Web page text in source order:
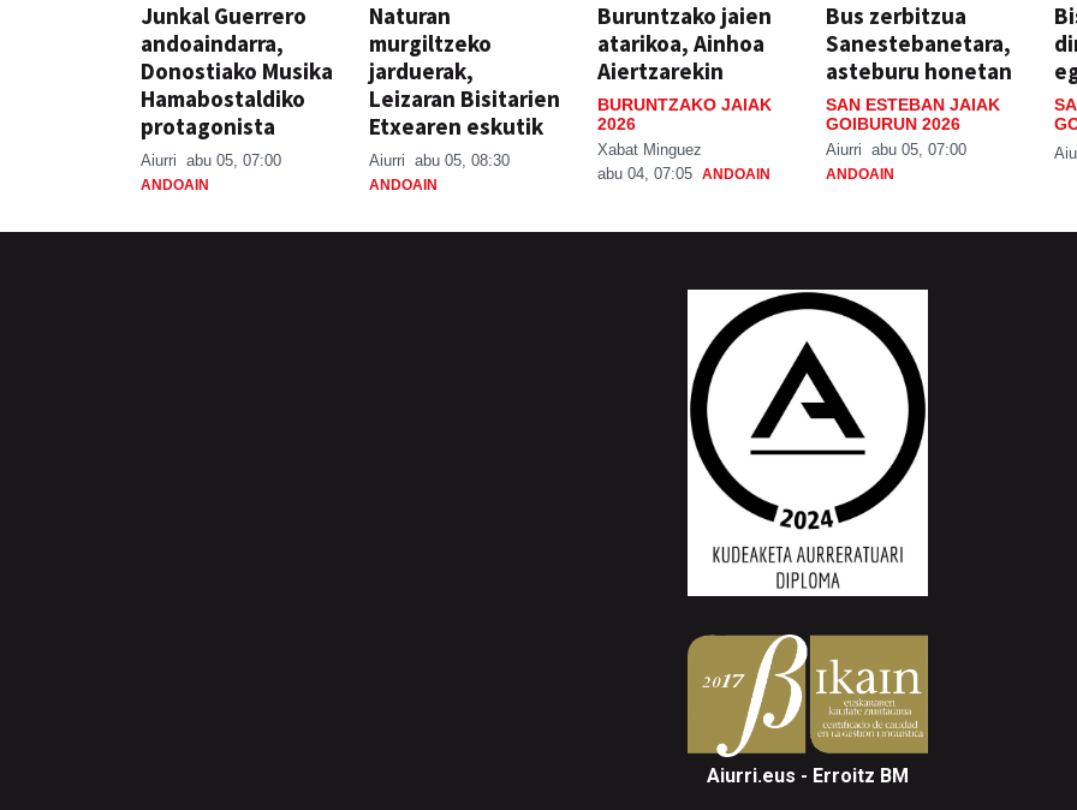
Junkal Guerrero
andoaindarra,
Donostiako Musika
Hamabostaldiko
protagonista
Aiurri abu 05, 07:00
ANDOAIN
Naturan
murgiltzeko
jarduerak,
Leizaran Bisitarien
Etxearen eskutik
Aiurri abu 05, 08:30
ANDOAIN
Buruntzako jaien
atarikoa, Ainhoa
Aiertzarekin
BURUNTZAKO JAIAK
2026
Xabat Minguez
abu 04, 07:05 ANDOAIN
Bus zerbitzua
Sanestebanetara,
asteburu honetan
SAN ESTEBAN JAIAK
GOIBURUN 2026
Aiurri abu 05, 07:00
ANDOAIN
Aiurri.eus - Erroitz BM